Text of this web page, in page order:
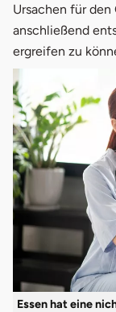
Ursachen für
anschließend
ergreifen zu
Essen hat eine